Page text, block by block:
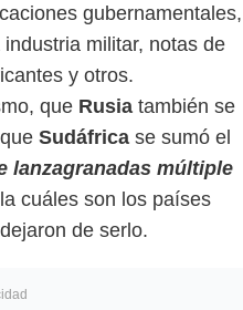
gubernamentales,
militar, notas de
y otros.
que Rusia también se
Sudáfrica se sumó el
lanzagranadas múltiple
cuáles son los países
de serlo.